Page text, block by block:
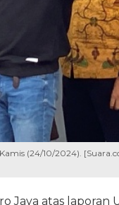
(24/10/2024).
Jaya atas laporan